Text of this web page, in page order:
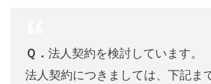
Ｑ． 法人契約を検討しています。
法人契約につきましては、下記ま